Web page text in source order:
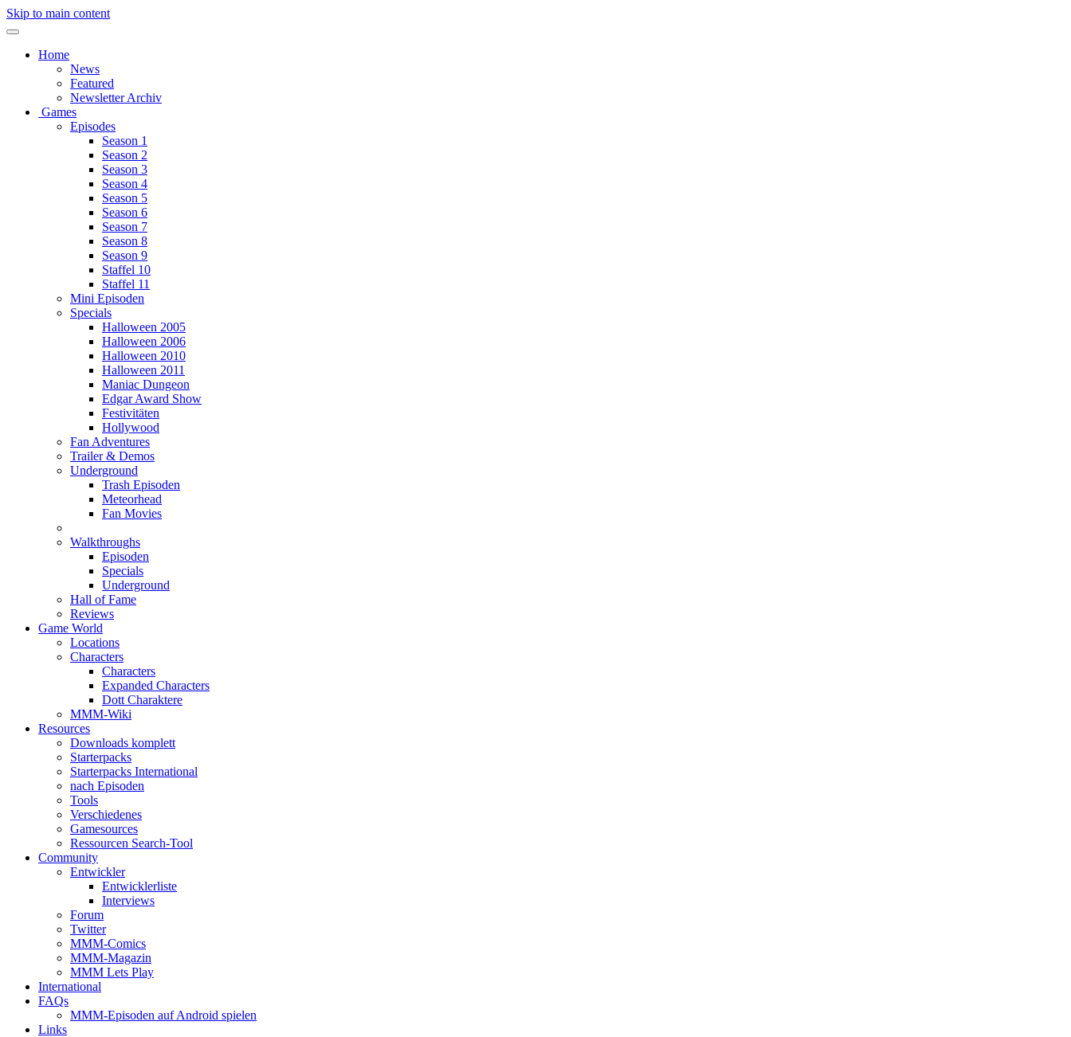
Skip to main content
Home
News
Featured
Newsletter Archiv
Games
Episodes
Season 1
Season 2
Season 3
Season 4
Season 5
Season 6
Season 7
Season 8
Season 9
Staffel 10
Staffel 11
Mini Episoden
Specials
Halloween 2005
Halloween 2006
Halloween 2010
Halloween 2011
Maniac Dungeon
Edgar Award Show
Festivitäten
Hollywood
Fan Adventures
Trailer & Demos
Underground
Trash Episoden
Meteorhead
Fan Movies
Walkthroughs
Episoden
Specials
Underground
Hall of Fame
Reviews
Game World
Locations
Characters
Characters
Expanded Characters
Dott Charaktere
MMM-Wiki
Resources
Downloads komplett
Starterpacks
Starterpacks International
nach Episoden
Tools
Verschiedenes
Gamesources
Ressourcen Search-Tool
Community
Entwickler
Entwicklerliste
Interviews
Forum
Twitter
MMM-Comics
MMM-Magazin
MMM Lets Play
International
FAQs
MMM-Episoden auf Android spielen
Links